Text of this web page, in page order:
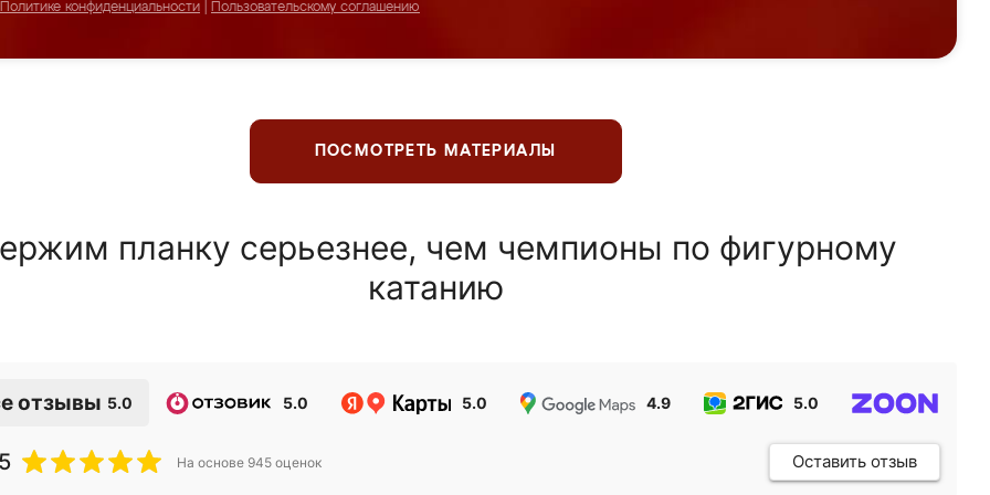
Политике конфиденциальности Пользовательскому соглашению
ПОСМОТРЕТЬ МАТЕРИАЛЫ
планку серьезнее, чем чемпионы по фигурному
катанию
отзывы 5.0 5.0 5.0 4.9 5.0
На основе 945 оценок Оставить отзыв